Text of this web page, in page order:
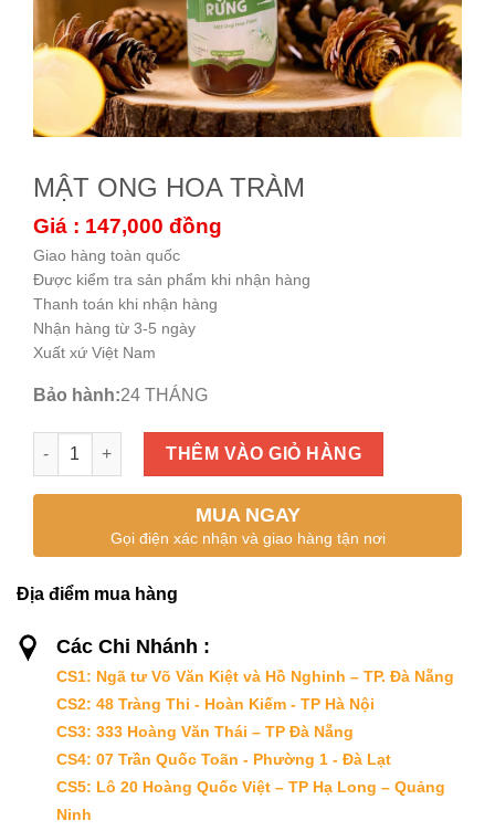
MẬT ONG HOA TRÀM
Giá : 147,000 đồng
Giao hàng toàn quốc
Được kiểm tra sản phẩm khi nhận hàng
Thanh toán khi nhận hàng
Nhận hàng từ 3-5 ngày
Xuất xứ Việt Nam
Bảo hành:24 THÁNG
MẬT ONG HOA TRÀM số lượng
THÊM VÀO GIỎ HÀNG
MUA NGAY
Gọi điện xác nhận và giao hàng tận nơi
Địa điểm mua hàng
Các Chi Nhánh :
CS1: Ngã tư Võ Văn Kiệt và Hồ Nghinh – TP. Đà Nẵng
CS2: 48 Tràng Thi - Hoàn Kiếm - TP Hà Nội
CS3: 333 Hoàng Văn Thái – TP Đà Nẵng
CS4: 07 Trần Quốc Toãn - Phường 1 - Đà Lạt
CS5: Lô 20 Hoàng Quốc Việt – TP Hạ Long – Quảng
Ninh